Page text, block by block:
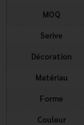
MOQ
Serive
Décoration
Matériau
Forme
Couleur